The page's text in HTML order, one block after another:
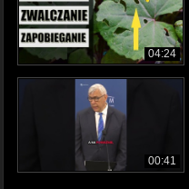
04:24
00:41